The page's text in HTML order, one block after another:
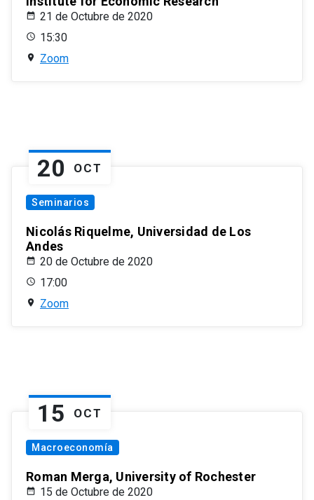
21 de Octubre de 2020
15:30
Zoom
20 OCT
Seminarios
Nicolás Riquelme, Universidad de Los
Andes
20 de Octubre de 2020
17:00
Zoom
15 OCT
Macroeconomía
Roman Merga, University of Rochester
15 de Octubre de 2020